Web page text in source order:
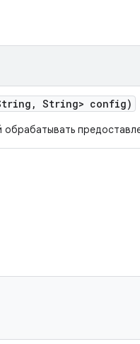
, String> config)